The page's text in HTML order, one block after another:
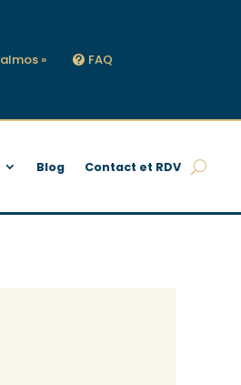
» FAQ
Blog Contact et RDV